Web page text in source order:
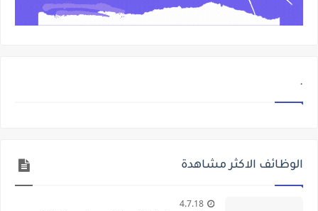
.
الوظائف الاكثر مشاهدة
4.7.18